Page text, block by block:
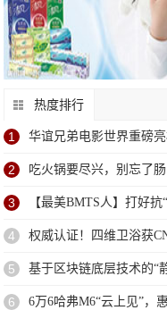
热度排行
1 华谊兄弟电影世界重磅
2 吃火锅要尽兴，别忘了
3 【最美BMTS人】打好
4 权威认证！四维卫浴获
5 基于区块链底层技术的“
6 6万6哈弗M6“云上见”，